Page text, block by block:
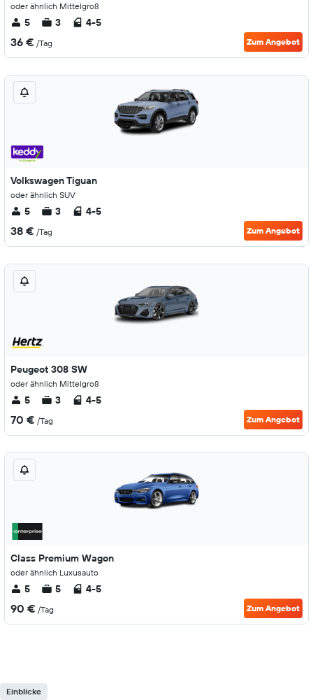
oder ähnlich Mittelgroß
5 3 4-5
36 € /Tag Zum Angebot
Volkswagen Tiguan
oder ähnlich SUV
5 3 4-5
38 € /Tag Zum Angebot
Peugeot 308 SW
oder ähnlich Mittelgroß
5 3 4-5
70 € /Tag Zum Angebot
Class Premium Wagon
oder ähnlich Luxusauto
5 5 4-5
90 € /Tag Zum Angebot
Einblicke